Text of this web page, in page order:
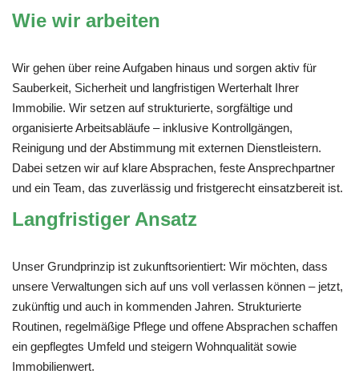
Wie wir arbeiten
Wir gehen über reine Aufgaben hinaus und sorgen aktiv für
Sauberkeit, Sicherheit und langfristigen Werterhalt Ihrer
Immobilie. Wir setzen auf strukturierte, sorgfältige und
organisierte Arbeitsabläufe – inklusive Kontrollgängen,
Reinigung und der Abstimmung mit externen Dienstleistern.
Dabei setzen wir auf klare Absprachen, feste Ansprechpartner
und ein Team, das zuverlässig und fristgerecht einsatzbereit ist.
Langfristiger Ansatz
Unser Grundprinzip ist zukunftsorientiert: Wir möchten, dass
unsere Verwaltungen sich auf uns voll verlassen können – jetzt,
zukünftig und auch in kommenden Jahren. Strukturierte
Routinen, regelmäßige Pflege und offene Absprachen schaffen
ein gepflegtes Umfeld und steigern Wohnqualität sowie
Immobilienwert.